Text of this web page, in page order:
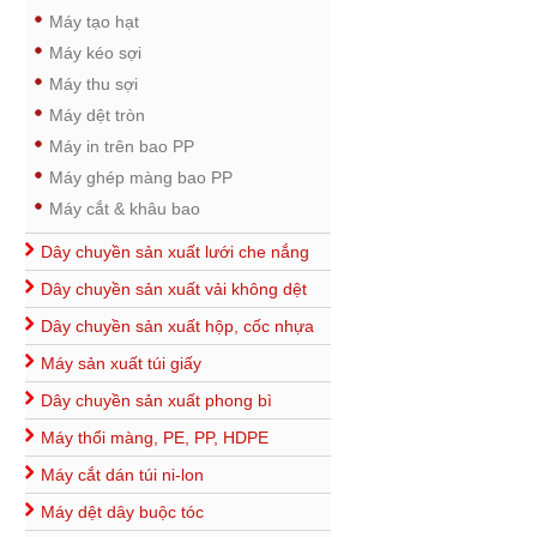
Máy tạo hạt
Máy kéo sợi
Máy thu sợi
Máy dệt tròn
Máy in trên bao PP
Máy ghép màng bao PP
Máy cắt & khâu bao
Dây chuyền sản xuất lưới che nắng
Dây chuyền sản xuất vải không dệt
Dây chuyền sản xuất hộp, cốc nhựa
Máy sản xuất túi giấy
Dây chuyền sản xuất phong bì
Máy thổi màng, PE, PP, HDPE
Máy cắt dán túi ni-lon
Máy dệt dây buộc tóc